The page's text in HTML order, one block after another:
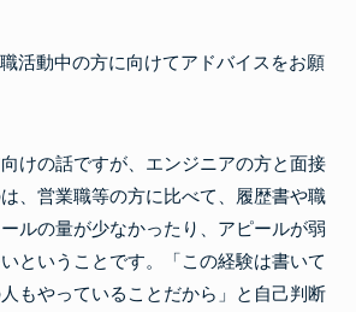
活動中の方に向けてアドバイスをお願
けの話ですが、エンジニアの方と面接
、営業職等の方に比べて、履歴書や職
ルの量が少なかったり、アピールが弱
ということです。「この経験は書いて
もやっていることだから」と自己判断